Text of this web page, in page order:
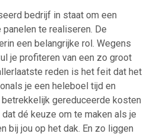
bedrijf in staat om een
te realiseren. De
een belangrijke rol. Wegens
je profiteren van een zo groot
reden is het feit dat het
je een heleboel tijd en
gereduceerde kosten
dé keuze om te maken als je
bij jou op het dak. En zo liggen